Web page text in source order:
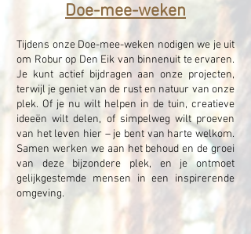
Doe-mee-weken
Tijdens onze Doe-mee-weken nodigen we je uit
om Robur op Den Eik van binnenuit te ervaren.
Je kunt actief bijdragen aan onze projecten,
terwijl je geniet van de rust en natuur van onze
plek. Of je nu wilt helpen in de tuin, creatieve
ideeën wilt delen, of simpelweg wilt proeven
van het leven hier – je bent van harte welkom.
Samen werken we aan het behoud en de groei
van deze bijzondere plek, en je ontmoet
gelijkgestemde mensen in een inspirerende
omgeving.